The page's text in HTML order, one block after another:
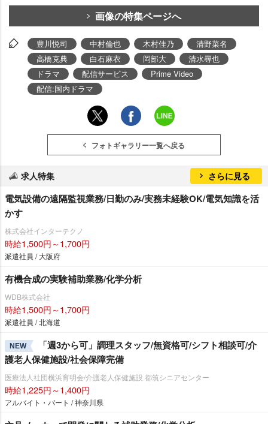
画像の特集ページへ
豊川悦司 中村倫也 木村佳乃
清野菜名
高橋克典
白石麻衣 岡部大
清水尋也
ドラマ
配信サービス
Prime Video
配信:国内ドラマ
フォトギャラリー一覧へ戻る
求人特集 さらに見る
電気設備の遠隔監視業務/日勤のみ/実務未経験OK/電気知識を活
かす
株式会社インターテクノ
時給1,500円～1,700円
派遣社員 / 大阪府
有機合成の実験補助業務/化学分析
WDB株式会社
時給1,500円～1,700円
派遣社員 / 北海道
NEW
「週3から可」調理スタッフ/無資格可/シフト相談可/介
護老人保健施設/社会保障完備
医療法人社団横浜育明会/介護老人保健施設 都筑シニアセンター
時給1,225円～1,400円
アルバイト・パート / 神奈川県